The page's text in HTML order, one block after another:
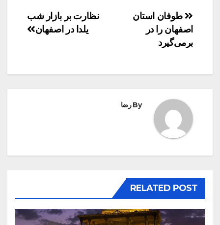
راهبری
نوشته
نظارت بر بازار شب
یلدا در اصفهان
طوفان استان
اصفهان را در
برمی‌گیرد‌
By رضا
RELATED POST